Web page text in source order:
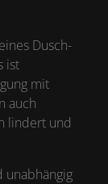
Dusch-
ist
mit
auch
lindert und
unabhängig